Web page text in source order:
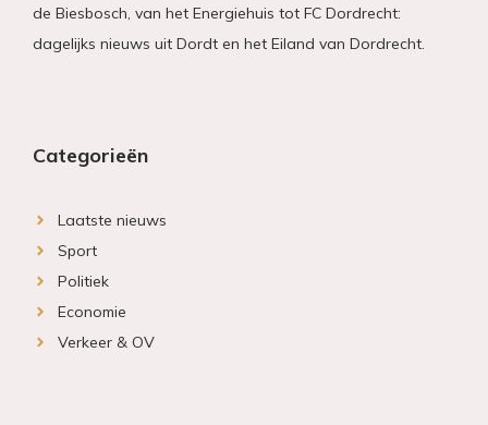
de Biesbosch, van het Energiehuis tot FC Dordrecht:
dagelijks nieuws uit Dordt en het Eiland van Dordrecht.
Categorieën
Laatste nieuws
Sport
Politiek
Economie
Verkeer & OV